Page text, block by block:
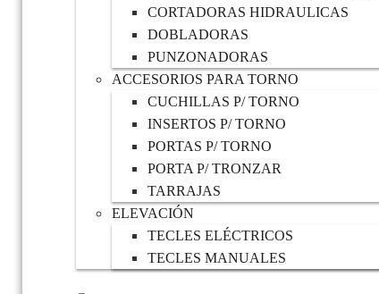
CORTADORAS HIDRAULICAS
DOBLADORAS
PUNZONADORAS
ACCESORIOS PARA TORNO
CUCHILLAS P/ TORNO
INSERTOS P/ TORNO
PORTAS P/ TORNO
PORTA P/ TRONZAR
TARRAJAS
ELEVACIÓN
TECLES ELÉCTRICOS
TECLES MANUALES